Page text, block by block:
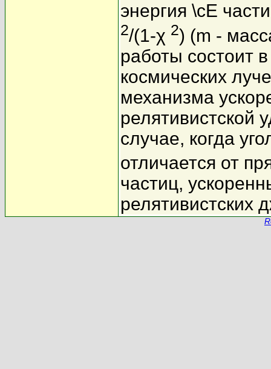
энергия \cE
2/(1-χ 2) (m -
работы состоит
космических
механизма
релятивистской
случае, когда
отличается от
частиц,
релятивистских